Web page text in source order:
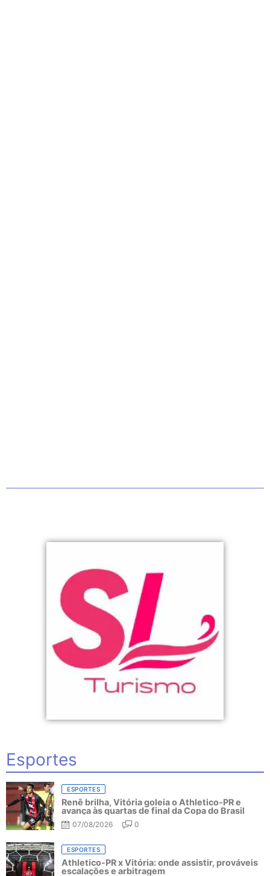
Esportes
ESPORTES
Renê brilha, Vitória goleia o Athletico-PR e
avança às quartas de final da Copa do Brasil
07/08/2026 0
ESPORTES
Athletico-PR x Vitória: onde assistir, prováveis
escalações e arbitragem